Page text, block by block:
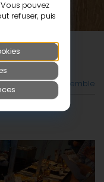
à la vue d'ensemble
pouvez
refuser, puis